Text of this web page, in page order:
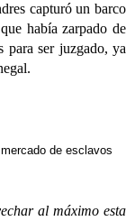
capturó un barco
había zarpado de
para ser juzgado, ya
de esclavos
al máximo esta